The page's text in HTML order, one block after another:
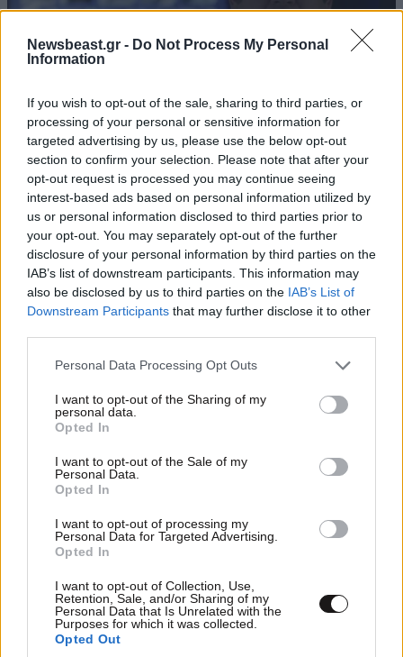
Newsbeast.gr - Do Not Process My Personal
Information
If you wish to opt-out of the sale, sharing to third parties, or
processing of your personal or sensitive information for
targeted advertising by us, please use the below opt-out
section to confirm your selection. Please note that after your
opt-out request is processed you may continue seeing
interest-based ads based on personal information utilized by
us or personal information disclosed to third parties prior to
your opt-out. You may separately opt-out of the further
disclosure of your personal information by third parties on the
IAB’s list of downstream participants. This information may
also be disclosed by us to third parties on the IAB’s List of
Downstream Participants that may further disclose it to other
Please note that this website/app uses one or more Google
not limited to your visit or usage behaviour. You may click to
grant or deny consent to Google and its third-party tags to
use your data for below specified purposes in below Google
consent section.
Personal Data Processing Opt Outs
I want to opt-out of the Sharing of my
personal data.
Opted In
I want to opt-out of the Sale of my
Personal Data.
Opted In
I want to opt-out of processing my
Personal Data for Targeted Advertising.
Opted In
I want to opt-out of Collection, Use,
Retention, Sale, and/or Sharing of my
Personal Data that Is Unrelated with the
Purposes for which it was collected.
Opted Out
«Έτερος Εγώ»: Όσα θα δούμε την επόμενη
εβδομάδα στη συγκλονιστική αστυνομική σειρά
μυστηρίου
«The Quiz with Balls»: Η ανακοίνωση του ΣΚΑΪ
Τσιμιτσέλη